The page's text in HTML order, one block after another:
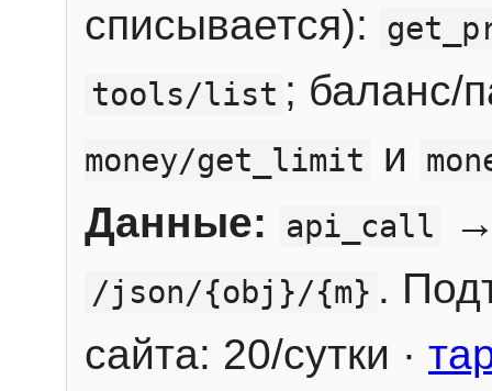
списывается):
tools/list ; баланс/
money/get_limit и
Данные: api_call
/json/{obj}/{m} .
сайта: 20/сутки ·